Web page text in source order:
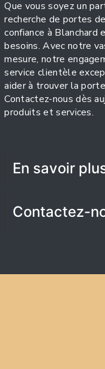
Que vous soyez un
recherche de portes
confiance à Blanchard
besoins. Avec notre
mesure, notre
service clientèle
aider à trouver la
Contactez-nous dès
produits et services.
En savoir
Contactez-